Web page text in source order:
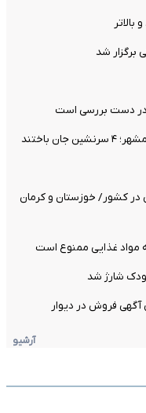
برگزار شد
دست بررسی است
کشور/ خوزستان و کرمان
مواد غذایی ممنوع است
آرشیو